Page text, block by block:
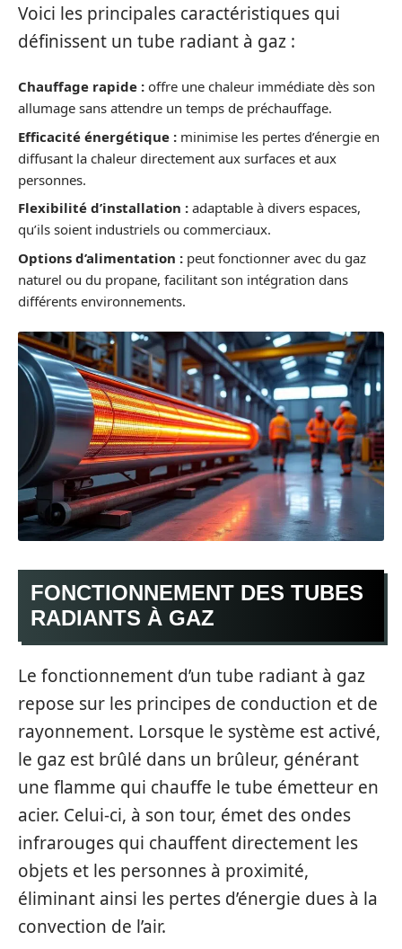
Voici les principales caractéristiques qui
définissent un tube radiant à gaz :
Chauffage rapide : offre une chaleur immédiate dès son
allumage sans attendre un temps de préchauffage.
Efficacité énergétique : minimise les pertes d’énergie en
diffusant la chaleur directement aux surfaces et aux
personnes.
Flexibilité d’installation : adaptable à divers espaces,
qu’ils soient industriels ou commerciaux.
Options d’alimentation : peut fonctionner avec du gaz
naturel ou du propane, facilitant son intégration dans
différents environnements.
FONCTIONNEMENT DES TUBES
RADIANTS À GAZ
Le fonctionnement d’un tube radiant à gaz
repose sur les principes de conduction et de
rayonnement. Lorsque le système est activé,
le gaz est brûlé dans un brûleur, générant
une flamme qui chauffe le tube émetteur en
acier. Celui-ci, à son tour, émet des ondes
infrarouges qui chauffent directement les
objets et les personnes à proximité,
éliminant ainsi les pertes d’énergie dues à la
convection de l’air.